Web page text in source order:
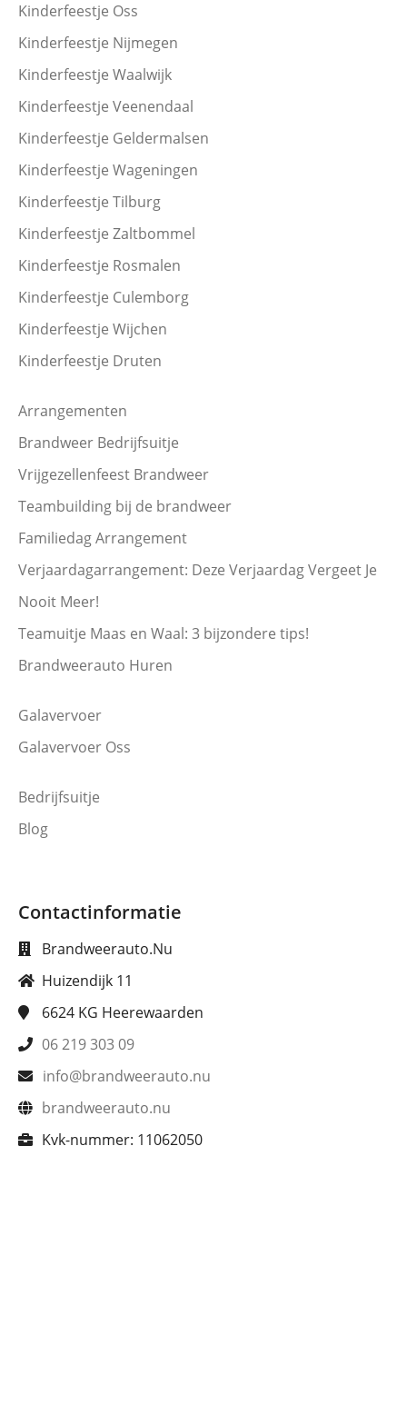
Kinderfeestje Oss
Kinderfeestje Nijmegen
Kinderfeestje Waalwijk
Kinderfeestje Veenendaal
Kinderfeestje Geldermalsen
Kinderfeestje Wageningen
Kinderfeestje Tilburg
Kinderfeestje Zaltbommel
Kinderfeestje Rosmalen
Kinderfeestje Culemborg
Kinderfeestje Wijchen
Kinderfeestje Druten
Arrangementen
Brandweer Bedrijfsuitje
Vrijgezellenfeest Brandweer
Teambuilding bij de brandweer
Familiedag Arrangement
Verjaardagarrangement: Deze Verjaardag Vergeet Je
Nooit Meer!
Teamuitje Maas en Waal: 3 bijzondere tips!
Brandweerauto Huren
Galavervoer
Galavervoer Oss
Bedrijfsuitje
Blog
Contactinformatie
Brandweerauto.Nu
Huizendijk 11
6624 KG Heerewaarden
06 219 303 09
info@brandweerauto.nu
brandweerauto.nu
Kvk-nummer: 11062050